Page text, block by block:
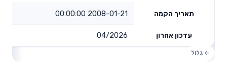
תאריך הקמה 2008-01-21 00:00:00
עדכון אחרון 04/2026